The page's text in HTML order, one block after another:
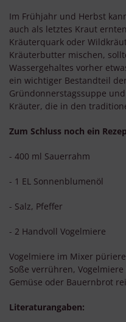
Im Frühjahr und Herbst
auch als letztes Kraut
Kräuterquark oder
Kräuterbutter mischen,
Wassergehaltes vorher
ein wichtiger Bestandteil
Gründonnerstagssuppe
Kräuter, die in den
Zum Schluss noch ein
- 400 ml Sauerrahm
- 1 EL Sonnenblumenöl
- Salz, Pfeffer
- 2 Handvoll Vogelmiere
Vogelmiere im Mixer
Soße verrühren,
Gemüse oder Bauernbrot
Literaturangaben: